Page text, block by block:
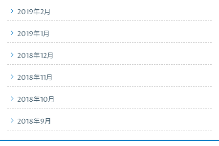
2019年2月
2019年1月
2018年12月
2018年11月
2018年10月
2018年9月